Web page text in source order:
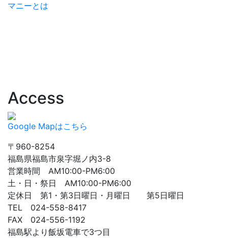
マニーとは
Access
Google Mapはこちら
〒960-8254
福島県福島市泉字堀ノ内3-8
営業時間 AM10:00-PM6:00
土・日・祭日 AM10:00-PM6:00
定休日 第1・第3日曜日・月曜日 第5日曜日
TEL 024-558-8417
FAX 024-556-1192
福島駅より飯坂電車で3つ目